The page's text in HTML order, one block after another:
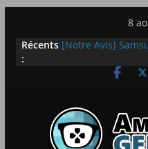
contenu
8
Récents
:
[Notre Avis]
[PS5] New World
LEGO dévoile la